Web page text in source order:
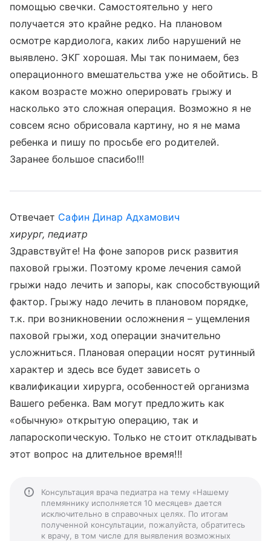
помощью свечки. Самостоятельно у него
получается это крайне редко. На плановом
осмотре кардиолога, каких либо нарушений не
выявлено. ЭКГ хорошая. Мы так понимаем, без
операционного вмешательства уже не обойтись. В
каком возрасте можно оперировать грыжу и
насколько это сложная операция. Возможно я не
совсем ясно обрисовала картину, но я не мама
ребенка и пишу по просьбе его родителей.
Заранее большое спасибо!!!
Отвечает Сафин Динар Адхамович
хирург, педиатр
Здравствуйте! На фоне запоров риск развития
паховой грыжи. Поэтому кроме лечения самой
грыжи надо лечить и запоры, как способствующий
фактор. Грыжу надо лечить в плановом порядке,
т.к. при возникновении осложнения – ущемления
паховой грыжи, ход операции значительно
усложниться. Плановая операции носят рутинный
характер и здесь все будет зависеть о
квалификации хирурга, особенностей организма
Вашего ребенка. Вам могут предложить как
«обычную» открытую операцию, так и
лапароскопическую. Только не стоит откладывать
этот вопрос на длительное время!!!
Консультация врача педиатра на тему «Нашему
племяннику исполняется 10 месяцев» дается
исключительно в справочных целях. По итогам
полученной консультации, пожалуйста, обратитесь
к врачу, в том числе для выявления возможных